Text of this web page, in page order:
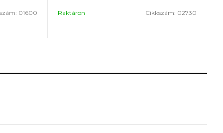
01600
adagban), amely a fő összetevője.
Raktáron Cikkszám: 02730